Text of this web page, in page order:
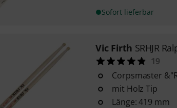
Sofort lieferbar
Vic Firth SRHJR
19
Corpsmaster
mit Holz Tip
Länge: 419 mm